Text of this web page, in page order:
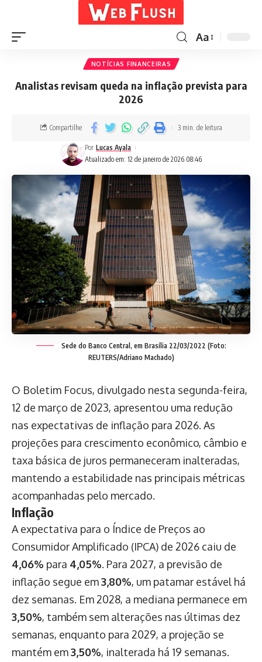
Aa
NOTÍCIAS FINANCEIRAS
Analistas revisam queda na inflação prevista para
2026
Atualizado em: 12 de janeiro de 2026 08:46
Por Lucas Ayala
Compartilhe 3 min. de leitura
Sede do Banco Central, em Brasília 22/03/2022 (Foto:
REUTERS/Adriano Machado)
O Boletim Focus, divulgado nesta segunda-feira,
12 de março de 2023, apresentou uma redução
nas expectativas de inflação para 2026. As
projeções para crescimento econômico, câmbio e
taxa básica de juros permaneceram inalteradas,
mantendo a estabilidade nas principais métricas
acompanhadas pelo mercado.
Inflação
A expectativa para o Índice de Preços ao
Consumidor Amplificado (IPCA) de 2026 caiu de
4,06% para 4,05%. Para 2027, a previsão de
inflação segue em3,80%, um patamar estável há
dez semanas. Em 2028, a mediana permanece em
3,50%, também sem alterações nas últimas dez
semanas, enquanto para 2029, a projeção se
mantém em3,50%, inalterada há 19 semanas.